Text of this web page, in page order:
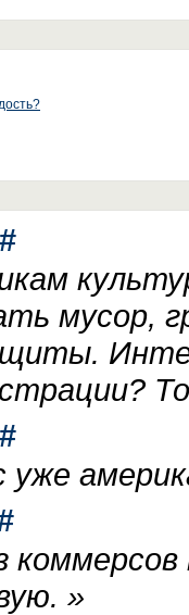
#
мусор,
#
уже
»